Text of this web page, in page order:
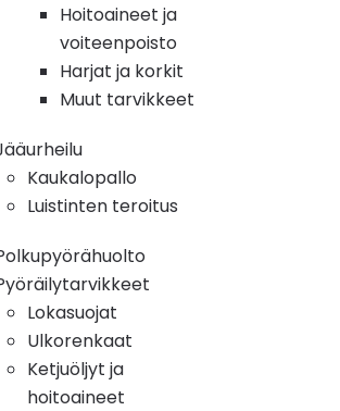
Hoitoaineet ja
voiteenpoisto
Harjat ja korkit
Muut tarvikkeet
Kaukalopallo
Luistinten teroitus
Lokasuojat
Ulkorenkaat
Ketjuöljyt ja
hoitoaineet